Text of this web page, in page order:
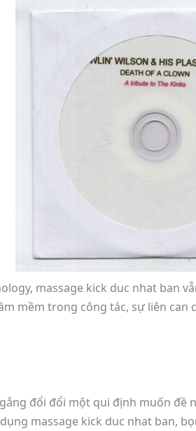
massage kick duc nhat ban
mềm trong công tác, sự liên can
đổi đổi một qui định muốn
massage kick duc nhat ban,